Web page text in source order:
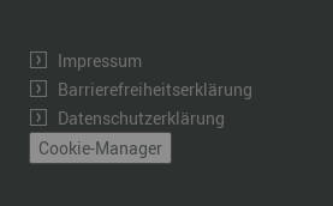
Impressum
Barrierefreiheitserklärung
Datenschutzerklärung
Cookie-Manager